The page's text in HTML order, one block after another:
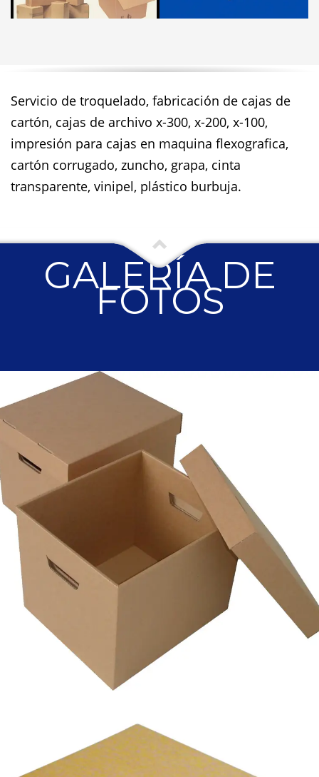
Servicio de troquelado, fabricación de cajas de
cartón, cajas de archivo x-300, x-200, x-100,
impresión para cajas en maquina flexografica,
cartón corrugado, zuncho, grapa, cinta
transparente, vinipel, plástico burbuja.
GALERÍA DE
FOTOS